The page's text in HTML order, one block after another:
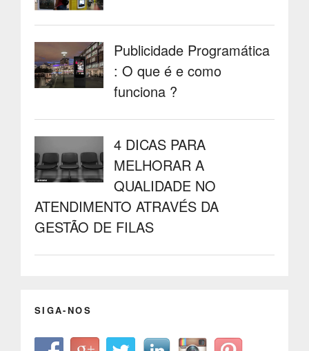
Publicidade Programática
: O que é e como
funciona ?
4 DICAS PARA
MELHORAR A
QUALIDADE NO
ATENDIMENTO ATRAVÉS DA
GESTÃO DE FILAS
SIGA-NOS